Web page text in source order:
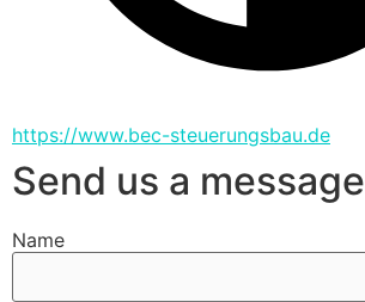
https://www.bec-steuerungsbau.de
Send us a message
Name